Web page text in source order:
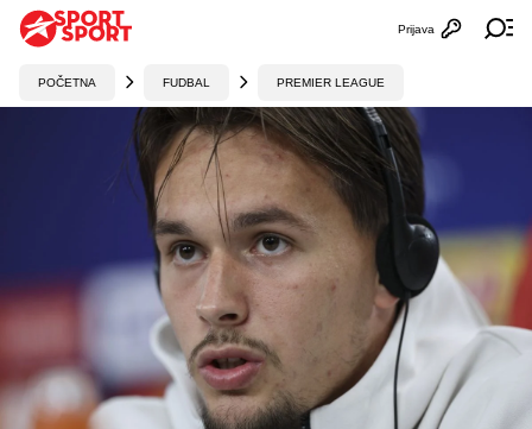
Otvori
Prijava
POČETNA FUDBAL PREMIER LEAGUE